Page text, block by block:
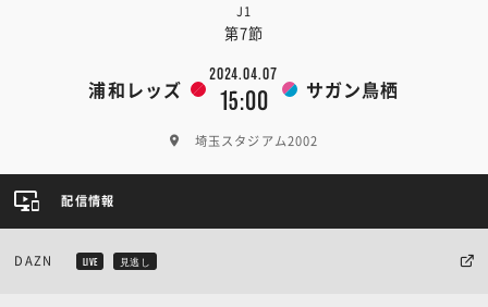
J1
第7節
浦和レッズ
2024.04.07
15:00 サガン鳥栖
埼玉スタジアム2002
配信情報
DAZN LIVE 見逃し